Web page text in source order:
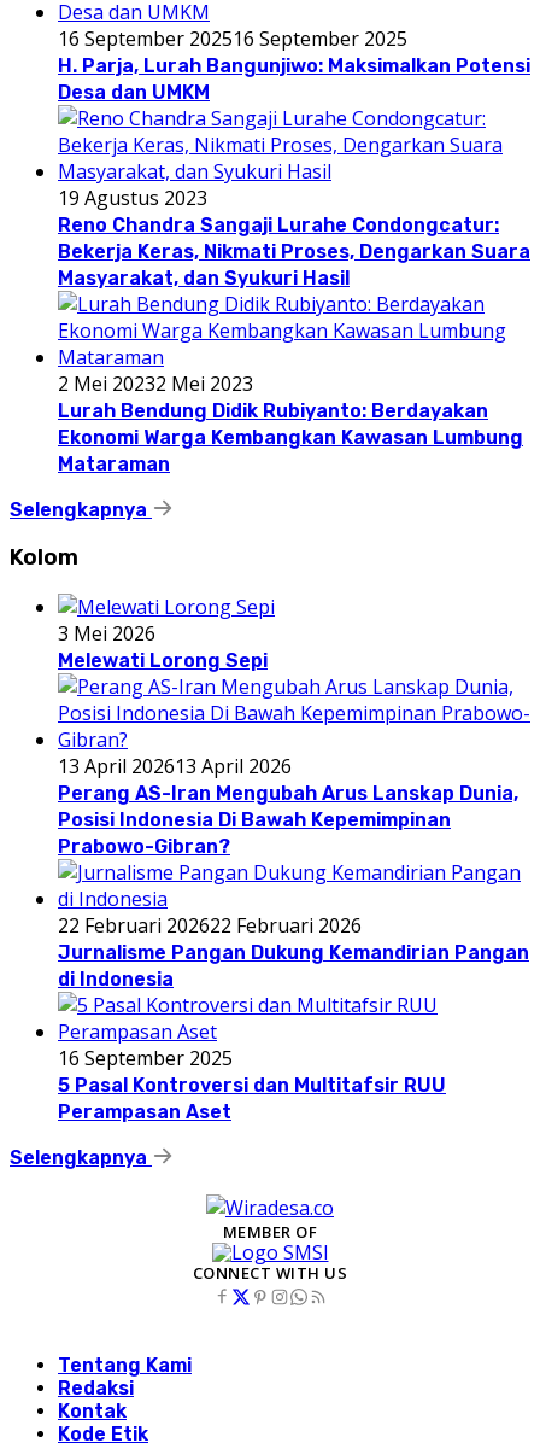
16 September 202516 September 2025
H. Parja, Lurah Bangunjiwo: Maksimalkan Potensi
Desa dan UMKM
19 Agustus 2023
Reno Chandra Sangaji Lurahe Condongcatur:
Bekerja Keras, Nikmati Proses, Dengarkan Suara
Masyarakat, dan Syukuri Hasil
2 Mei 20232 Mei 2023
Lurah Bendung Didik Rubiyanto: Berdayakan
Ekonomi Warga Kembangkan Kawasan Lumbung
Mataraman
Selengkapnya
Kolom
3 Mei 2026
Melewati Lorong Sepi
13 April 202613 April 2026
Perang AS-Iran Mengubah Arus Lanskap Dunia,
Posisi Indonesia Di Bawah Kepemimpinan
Prabowo-Gibran?
22 Februari 202622 Februari 2026
Jurnalisme Pangan Dukung Kemandirian Pangan
di Indonesia
16 September 2025
5 Pasal Kontroversi dan Multitafsir RUU
Perampasan Aset
Selengkapnya
MEMBER OF
CONNECT WITH US
Tentang Kami
Redaksi
Kontak
Kode Etik